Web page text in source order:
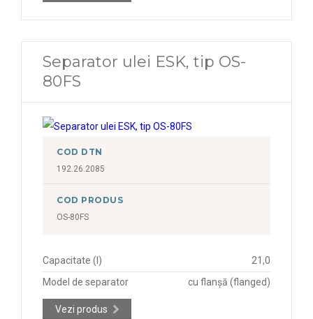
Separator ulei ESK, tip OS-
80FS
COD DTN
192.26.2085
COD PRODUS
OS-80FS
Capacitate (l)
21,0
Model de separator
cu flanșă (flanged)
Vezi produs